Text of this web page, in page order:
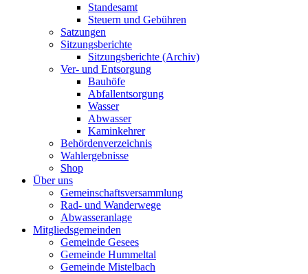
Standesamt
Steuern und Gebühren
Satzungen
Sitzungsberichte
Sitzungsberichte (Archiv)
Ver- und Entsorgung
Bauhöfe
Abfallentsorgung
Wasser
Abwasser
Kaminkehrer
Behördenverzeichnis
Wahlergebnisse
Shop
Über uns
Gemeinschaftsversammlung
Rad- und Wanderwege
Abwasseranlage
Mitgliedsgemeinden
Gemeinde Gesees
Gemeinde Hummeltal
Gemeinde Mistelbach